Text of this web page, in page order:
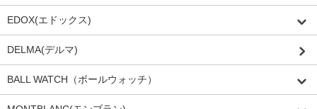
EDOX(エドックス)
DELMA(デルマ)
BALL WATCH（ボールウォッチ）